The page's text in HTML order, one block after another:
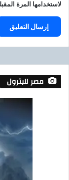
لاستخدامها المرة
مصر للبترول